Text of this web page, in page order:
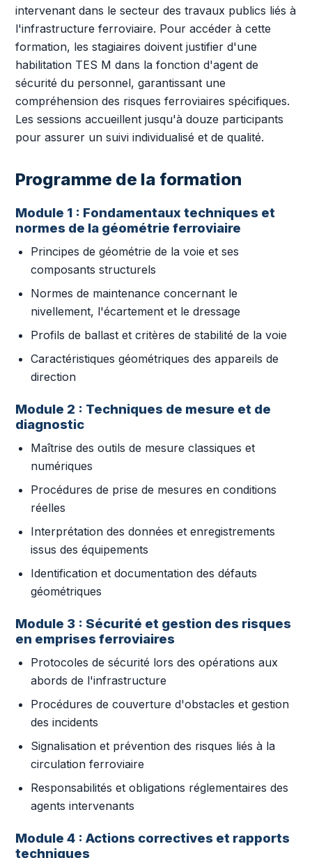
intervenant dans le secteur des travaux publics liés à
l'infrastructure ferroviaire. Pour accéder à cette
formation, les stagiaires doivent justifier d'une
habilitation TES M dans la fonction d'agent de
sécurité du personnel, garantissant une
compréhension des risques ferroviaires spécifiques.
Les sessions accueillent jusqu'à douze participants
pour assurer un suivi individualisé et de qualité.
Programme de la formation
Module 1 : Fondamentaux techniques et
normes de la géométrie ferroviaire
Principes de géométrie de la voie et ses
composants structurels
Normes de maintenance concernant le
nivellement, l'écartement et le dressage
Profils de ballast et critères de stabilité de la voie
Caractéristiques géométriques des appareils de
direction
Module 2 : Techniques de mesure et de
diagnostic
Maîtrise des outils de mesure classiques et
numériques
Procédures de prise de mesures en conditions
réelles
Interprétation des données et enregistrements
issus des équipements
Identification et documentation des défauts
géométriques
Module 3 : Sécurité et gestion des risques
en emprises ferroviaires
Protocoles de sécurité lors des opérations aux
abords de l'infrastructure
Procédures de couverture d'obstacles et gestion
des incidents
Signalisation et prévention des risques liés à la
circulation ferroviaire
Responsabilités et obligations réglementaires des
agents intervenants
Module 4 : Actions correctives et rapports
techniques